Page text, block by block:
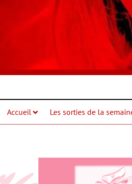
Accueil Les sorties de la